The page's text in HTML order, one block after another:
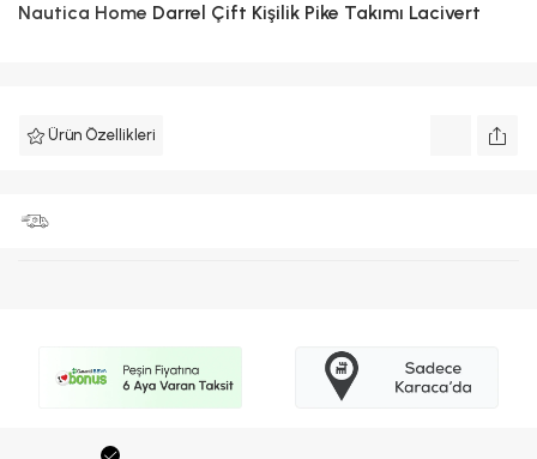
Nautica Home Darrel Çift Kişilik Pike Takımı Lacivert
Ürün Özellikleri